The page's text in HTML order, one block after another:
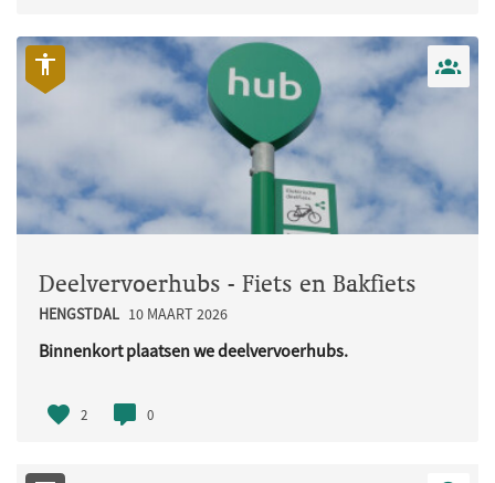
Deelvervoerhubs - Fiets en Bakfiets
HENGSTDAL 10 MAART 2026
Binnenkort plaatsen we deelvervoerhubs.
2 0